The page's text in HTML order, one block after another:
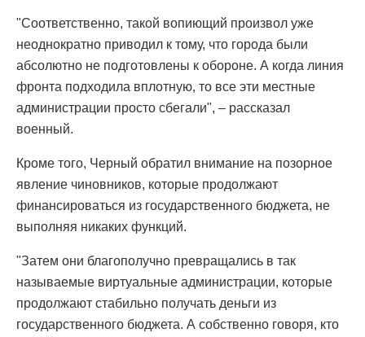
"Соответственно, такой вопиющий произвол уже
неоднократно приводил к тому, что города были
абсолютно не подготовлены к обороне. А когда линия
фронта подходила вплотную, то все эти местные
администрации просто сбегали", – рассказал
военный.
Кроме того, Черный обратил внимание на позорное
явление чиновников, которые продолжают
финансироваться из государственного бюджета, не
выполняя никаких функций.
"Затем они благополучно превращались в так
называемые виртуальные администрации, которые
продолжают стабильно получать деньги из
государственного бюджета. А собственно говоря, кто